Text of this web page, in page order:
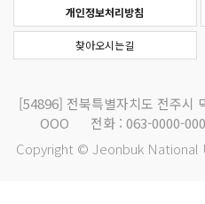
개인정보처리방침
찾아오시는길
[54896] 전북특별자치도 전주시
OOO
전화 : 063-0000-
Copyright © Jeonbuk National